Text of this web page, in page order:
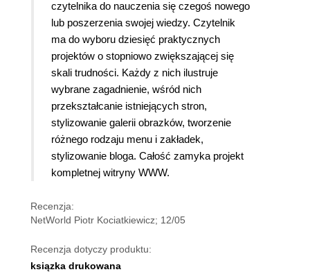
czytelnika do nauczenia się czegoś nowego
lub poszerzenia swojej wiedzy. Czytelnik
ma do wyboru dziesięć praktycznych
projektów o stopniowo zwiększającej się
skali trudności. Każdy z nich ilustruje
wybrane zagadnienie, wśród nich
przekształcanie istniejących stron,
stylizowanie galerii obrazków, tworzenie
różnego rodzaju menu i zakładek,
stylizowanie bloga. Całość zamyka projekt
kompletnej witryny WWW.
Recenzja:
NetWorld Piotr Kociatkiewicz; 12/05
Recenzja dotyczy produktu:
ksiązka drukowana